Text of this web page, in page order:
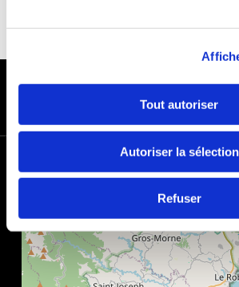
Tout autoriser
Autoriser la sélection
Refuser